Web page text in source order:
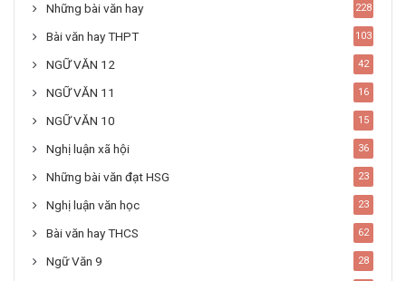
Những bài văn hay 228
Bài văn hay THPT 103
NGỮ VĂN 12 42
NGỮ VĂN 11 16
NGỮ VĂN 10 15
Nghị luận xã hội 36
Những bài văn đạt HSG 23
Nghị luận văn học 23
Bài văn hay THCS 62
Ngữ Văn 9 28